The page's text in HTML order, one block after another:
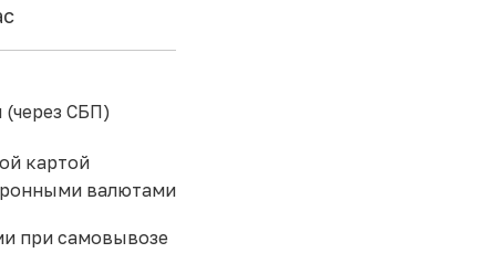
СБП)
картой
валютами
при самовывозе